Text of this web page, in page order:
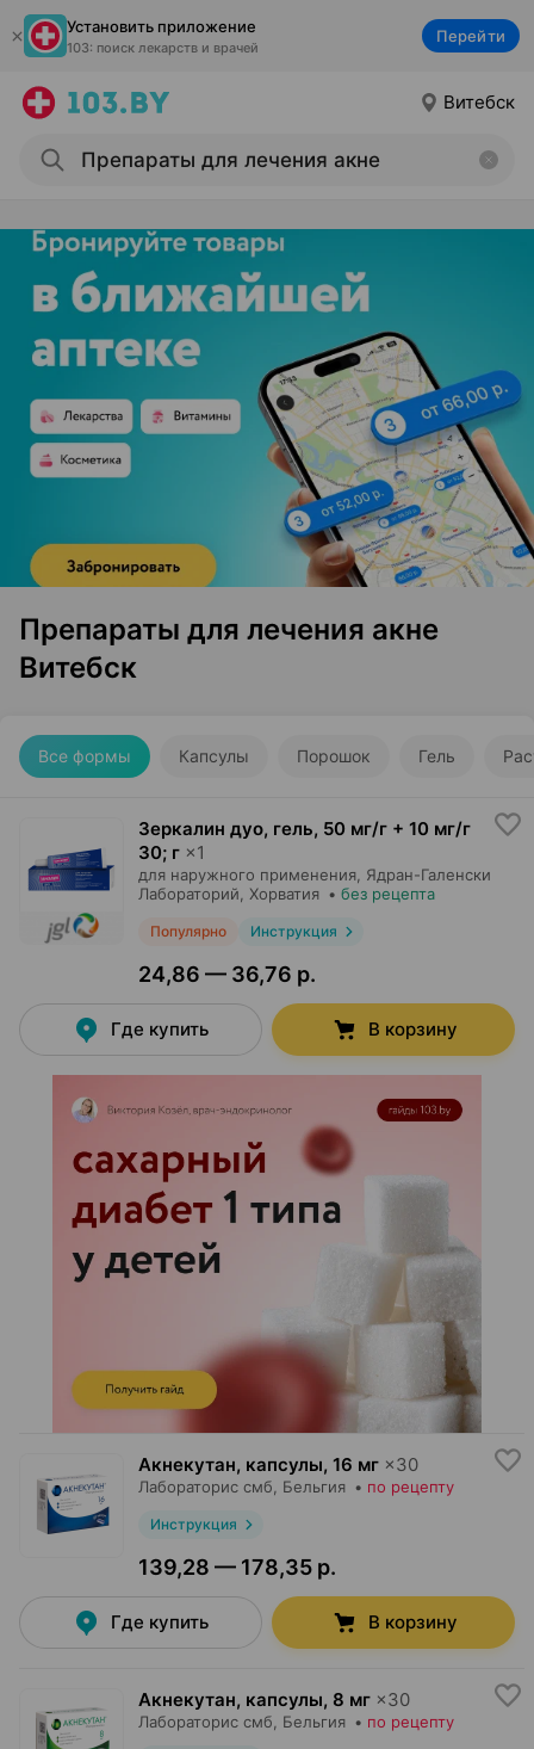
Установить приложение
103: поиск лекарств и врачей
Перейти
Витебск
Препараты для лечения акне
Витебск
Все формы Капсулы Порошок Гель
Зеркалин дуо, гель, 50 мг/г + 10 мг/г
30; г ×1
для наружного применения, Ядран-Галенски
Лабораторий , Хорватия • без рецепта
Популярно Инструкция
24,86 — 36,76 р.
Где купить В корзину
Акнекутан, капсулы, 16 мг ×30
Лабораторис смб , Бельгия • по рецепту
Инструкция
139,28 — 178,35 р.
Где купить В корзину
Акнекутан, капсулы, 8 мг ×30
Лабораторис смб , Бельгия • по рецепту